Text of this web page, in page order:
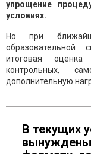
упрощение
условиях.
Но при
образовательной
итоговая
контрольных,
дополнительную
В текущих
вынуждены